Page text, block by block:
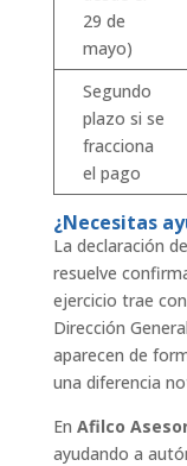
29 de
mayo)
Segundo
plazo si se
fracciona
el pago
¿Necesitas
La declaración
resuelve
ejercicio trae
Dirección
aparecen de
una diferencia
En Afilco
ayudando a